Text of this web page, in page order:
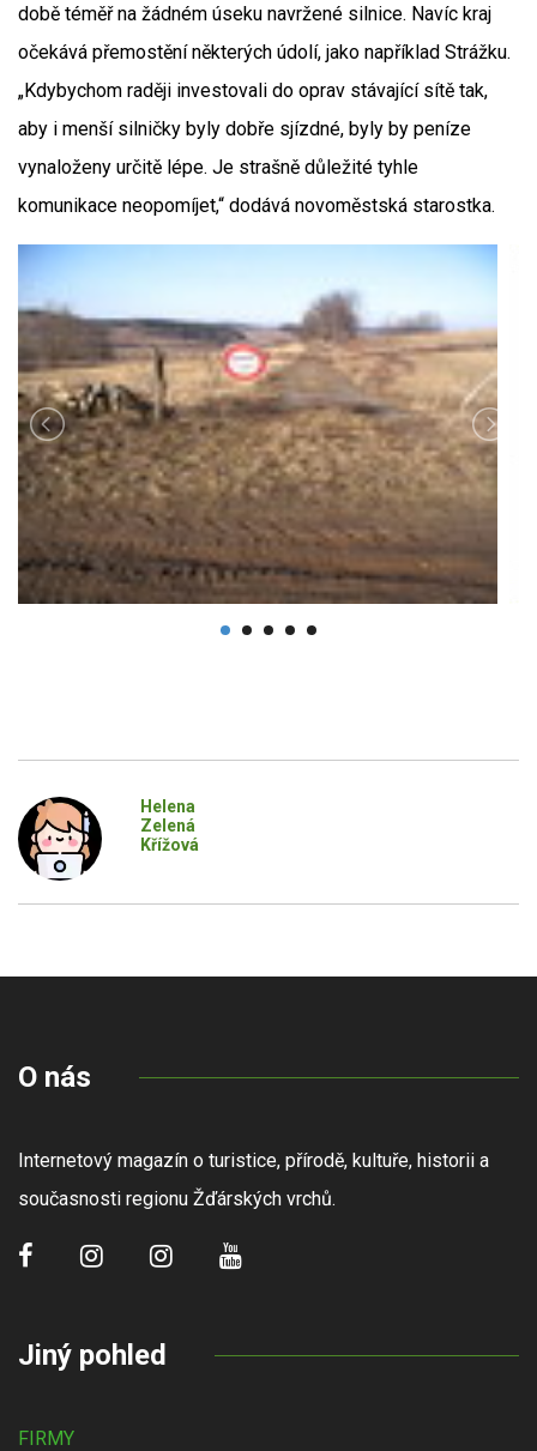
době téměř na žádném úseku navržené silnice. Navíc kraj
očekává přemostění některých údolí, jako například Strážku.
„Kdybychom raději investovali do oprav stávající sítě tak,
aby i menší silničky byly dobře sjízdné, byly by peníze
vynaloženy určitě lépe. Je strašně důležité tyhle
komunikace neopomíjet,“ dodává novoměstská starostka.
Helena
Zelená
Křížová
O nás
Internetový magazín o turistice, přírodě, kultuře, historii a
současnosti regionu Žďárských vrchů.
Jiný pohled
FIRMY